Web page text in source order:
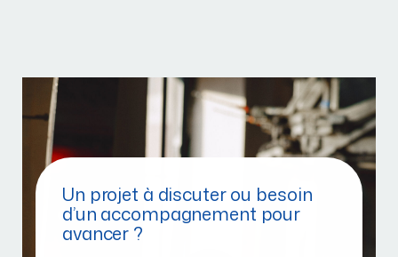
Un projet à discuter ou besoin
d’un accompagnement pour
avancer ?